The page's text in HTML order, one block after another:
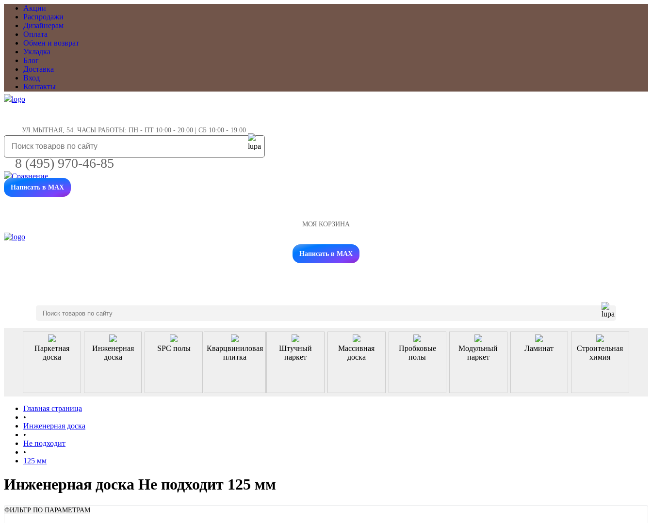
Акции
Распродажи
Дизайнерам
Оплата
Обмен и возврат
Укладка
Блог
Доставка
Вход
Контакты
УЛ.МЫТНАЯ, 54. ЧАСЫ РАБОТЫ: ПН - ПТ 10:00 - 20.00 | СБ 10:00 - 19.00
8 (495) 970-46-85
Написать в MAX
МОЯ КОРЗИНА
Заказать звонок
Написать в MAX
Паркетная
доска
Инженерная
доска
SPC полы
Кварцвиниловая
плитка
Штучный
паркет
Массивная
доска
Пробковые
полы
Модульный
паркет
Ламинат
Строительная
химия
Главная страница
•
Инженерная доска
•
Не подходит
•
125 мм
Инженерная доска Не подходит 125 мм
ФИЛЬТР ПО ПАРАМЕТРАМ